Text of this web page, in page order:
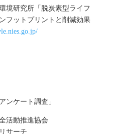
境研究所「脱炭素型ライフ
フットプリントと削減効果
ンケート調査」
活動推進協会
サーチ